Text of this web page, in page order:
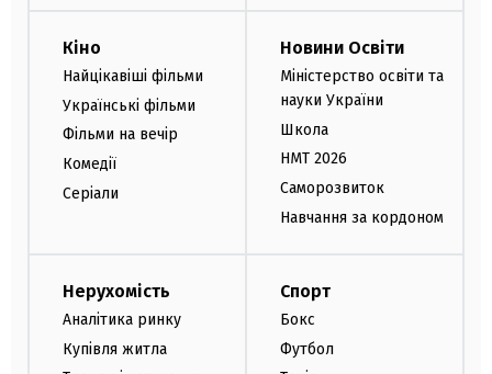
Кіно
Найцікавіші фільми
Українські фільми
Фільми на вечір
Комедії
Серіали
Новини Освіти
Міністерство освіти та
науки України
Школа
НМТ 2026
Саморозвиток
Навчання за кордоном
Нерухомість
Аналітика ринку
Купівля житла
Спорт
Бокс
Футбол